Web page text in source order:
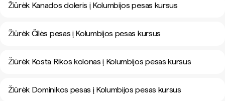
Žiūrėk Kanados doleris į Kolumbijos pesas kursus
Žiūrėk Čilės pesas į Kolumbijos pesas kursus
Žiūrėk Kosta Rikos kolonas į Kolumbijos pesas kursus
Žiūrėk Dominikos pesas į Kolumbijos pesas kursus